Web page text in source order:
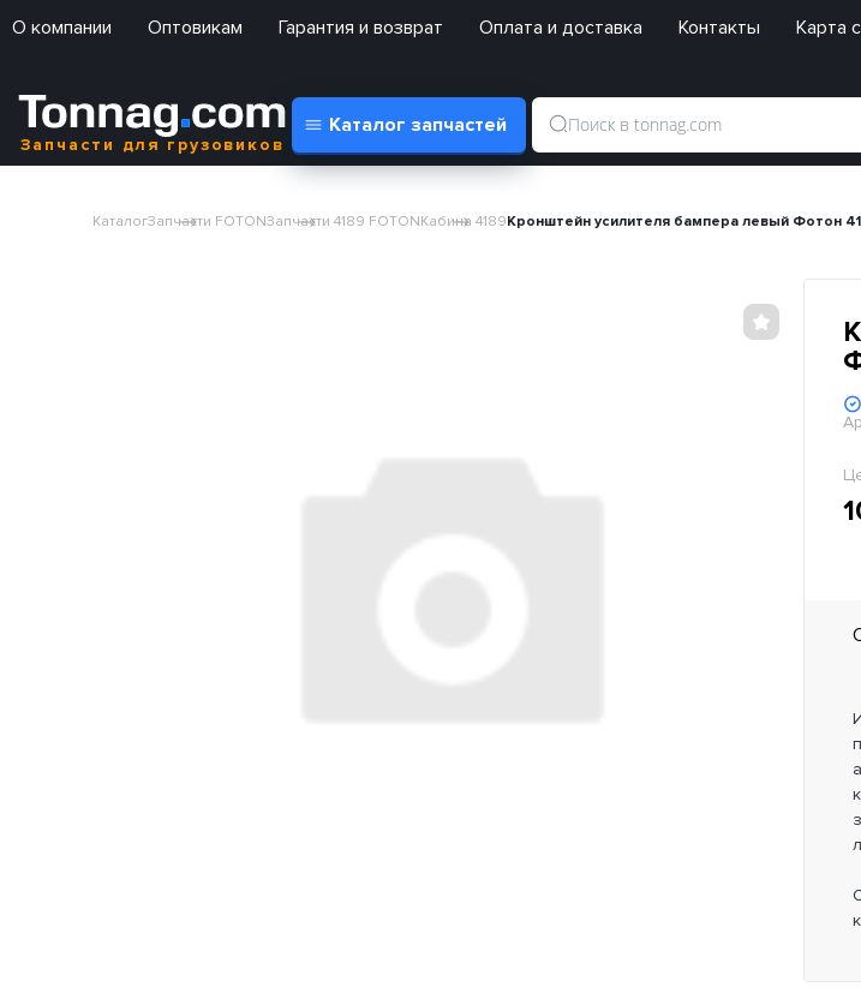
О компании Оптовикам Гарантия и возврат Оплата и доставка Контакты Карта
Запчасти для грузовиков
Каталог запчастей
КаталогЗапчасти FOTONЗапчасти 4189 FOTONКабина 4189Кронштейн усилителя бампера левый Фотон